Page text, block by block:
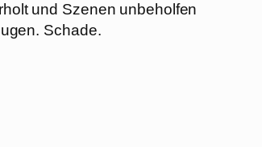
und Szenen unbeholfen
Schade.